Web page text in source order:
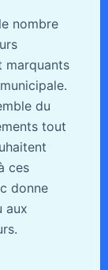
nombre
marquants
du
tout
ces
donne
aux